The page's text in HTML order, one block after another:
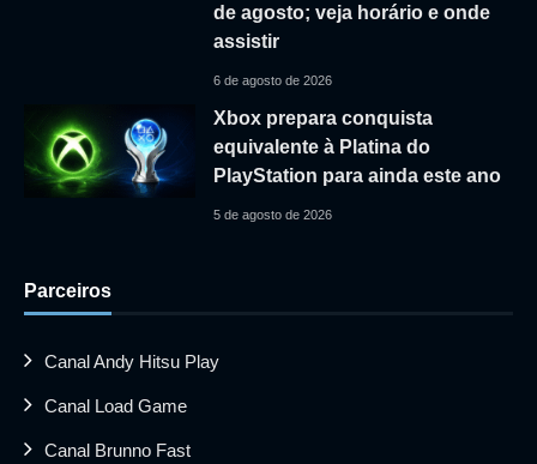
de agosto; veja horário e onde
assistir
6 de agosto de 2026
Xbox prepara conquista
equivalente à Platina do
PlayStation para ainda este ano
5 de agosto de 2026
Parceiros
Canal Andy Hitsu Play
Canal Load Game
Canal Brunno Fast